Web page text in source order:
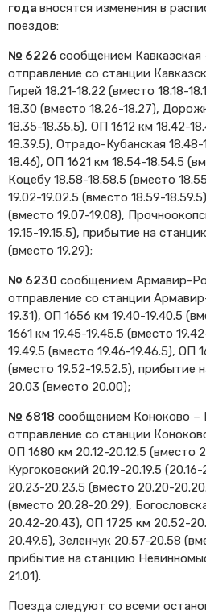
Маломобильным
Пассажирам
лист
пригородных поездов
Справочник по
остановочным пунктам и
станциям
года вносятся изменения в
поездов:
№ 6226 сообщением
отправление со станции
Гирей 18.21-18.22 (вместо 18.18-
18.30 (вместо 18.26-18.27),
18.35-18.35.5), ОП 1612 км 18.42-
18.39.5), Отрадо-Кубанская
18.46), ОП 1621 км 18.54-18.54.5
Коцебу 18.58-18.58.5 (вместо
19.02-19.02.5 (вместо 18.59-
(вместо 19.07-19.08),
19.15-19.15.5), прибытие на
(вместо 19.29);
№ 6230 сообщением Армавир-
отправление со станции
19.31), ОП 1656 км 19.40-19.40.5
1661 км 19.45-19.45.5 (вместо
19.49.5 (вместо 19.46-19.46.5), ОП
(вместо 19.52-19.52.5), прибытие
20.03 (вместо 20.00);
№ 6818 сообщением Коноково –
отправление со станции
ОП 1680 км 20.12-20.12.5 (вместо
Кургоковский 20.19-20.19.5
20.23-20.23.5 (вместо 20.20-
(вместо 20.28-20.29),
20.42-20.43), ОП 1725 км 20.52-
20.49.5), Зеленчук 20.57-20.58
прибытие на станцию
21.01).
Поезда следуют со всеми